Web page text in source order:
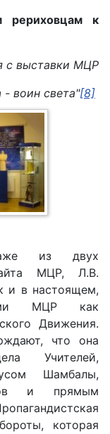
рериховцам к
с выставки МЦР
воин света"[8]
из двух
МЦР, Л.В.
и в настоящем,
МЦР как
Движения.
что она
Учителей,
Шамбалы,
и прямым
которая